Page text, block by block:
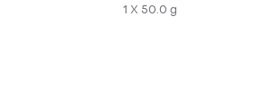
1 X 50.0 g